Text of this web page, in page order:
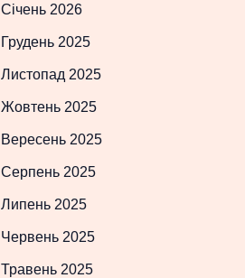
Січень 2026
Грудень 2025
Листопад 2025
Жовтень 2025
Вересень 2025
Серпень 2025
Липень 2025
Червень 2025
Травень 2025